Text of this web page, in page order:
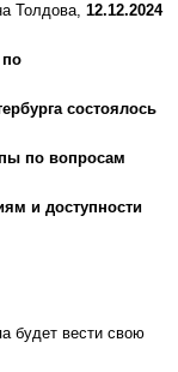
Толдова, 12.12.2024
по
состоялось
по вопросам
и доступности
будет вести свою